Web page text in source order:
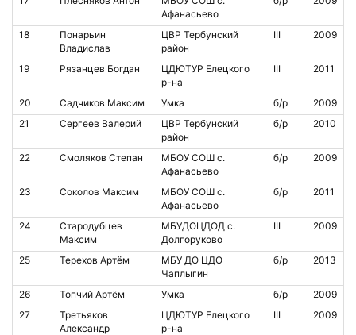
Афанасьево
18
Понарьин
Владислав
ЦВР Тербунский
район
III 2009
19 Рязанцев Богдан
ЦДЮТУР Елецкого
р-на
III 2011
20 Садчиков Максим Умка б/р
2009
21
Сергеев Валерий
ЦВР Тербунский
район
б/р 2010
22 Смоляков Степан
МБОУ СОШ с.
Афанасьево
б/р 2009
23 Соколов Максим
МБОУ СОШ с.
Афанасьево
б/р 2011
24
Стародубцев
Максим
МБУДОЦДОД с.
Долгоруково
III 2009
25 Терехов Артём
МБУ ДО ЦДО
Чаплыгин
б/р 2013
26 Топчий Артём Умка б/р
2009
27
Третьяков
Александр
ЦДЮТУР Елецкого
р-на
III 2009